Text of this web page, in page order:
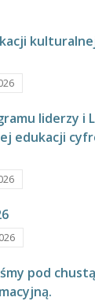
kulturalnej
liderzy i
edukacji
pod